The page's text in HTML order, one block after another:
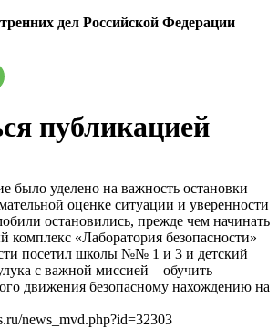
дел Российской Федерации
публикацией
было уделено на важность остановки
оценке ситуации и уверенности
остановились, прежде чем начинать
комплекс «Лаборатория безопасности»
посетил школы №№ 1 и 3 и детский
с важной миссией – обучить
движения безопасному нахождению на
news_mvd.php?id=32303